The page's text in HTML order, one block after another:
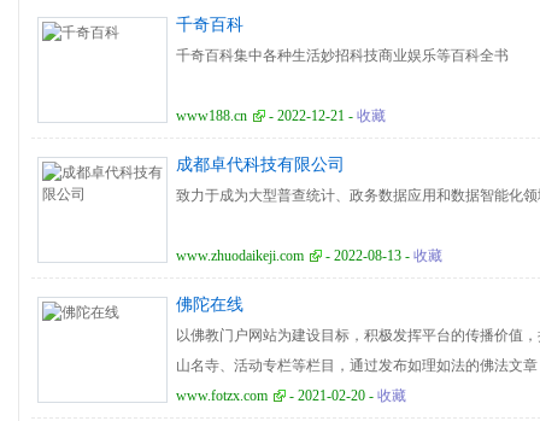
千奇百科
千奇百科集中各种生活妙招科技商业娱乐等百科全书
www188.cn - 2022-12-21 - 收藏
成都卓代科技有限公司
致力于成为大型普查统计、政务数据应用和数据智能化
www.zhuodaikeji.com - 2022-08-13 - 收藏
佛陀在线
以佛教门户网站为建设目标，积极发挥平台的传播价值
山名寺、活动专栏等栏目，通过发布如理如法的佛法文
大信众能从多个视觉认识佛教，走进佛教，为信众建立
www.fotzx.com - 2021-02-20 - 收藏